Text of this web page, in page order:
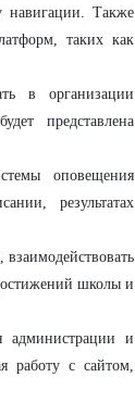
навигации. Также
таких как
в организации
представлена
оповещения
результатах
взаимодействовать
школы и
администрации и
работу с сайтом,